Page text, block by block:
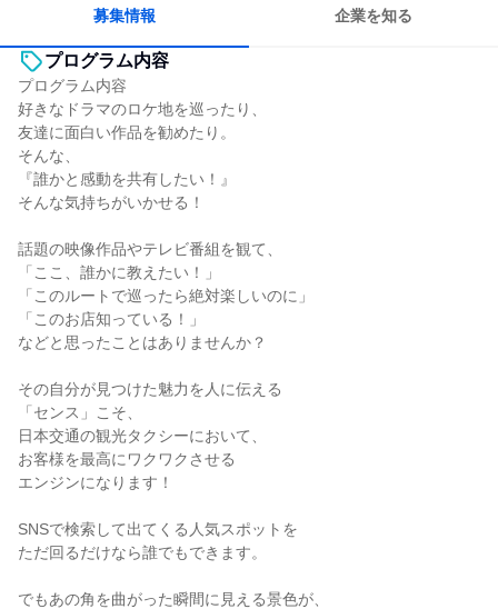
募集情報 企業を知る
プログラム内容
プログラム内容
好きなドラマのロケ地を巡ったり、
友達に面白い作品を勧めたり。
そんな、
『誰かと感動を共有したい！』
そんな気持ちがいかせる！
話題の映像作品やテレビ番組を観て、
「ここ、誰かに教えたい！」
「このルートで巡ったら絶対楽しいのに」
「このお店知っている！」
などと思ったことはありませんか？
その自分が見つけた魅力を人に伝える
「センス」こそ、
日本交通の観光タクシーにおいて、
お客様を最高にワクワクさせる
エンジンになります！
SNSで検索して出てくる人気スポットを
ただ回るだけなら誰でもできます。
でもあの角を曲がった瞬間に見える景色が、